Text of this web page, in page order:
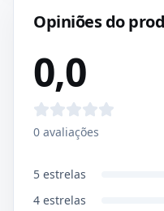
Opiniões do
0,0
0 avaliações
5 estrelas
4 estrelas